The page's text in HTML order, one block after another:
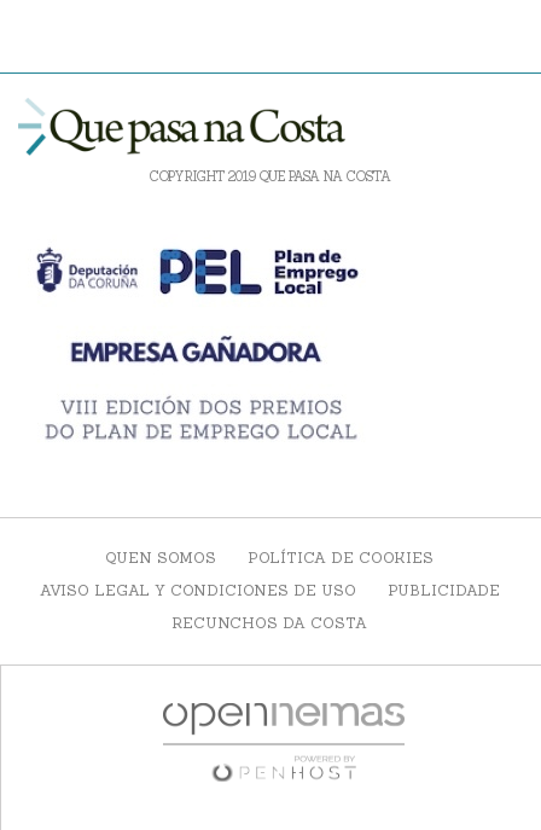
COPYRIGHT 2019 QUE PASA NA COSTA
QUEN SOMOS
POLÍTICA DE COOKIES
AVISO LEGAL Y CONDICIONES DE USO
PUBLICIDADE
RECUNCHOS DA COSTA